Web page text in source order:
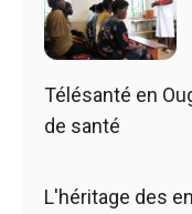
Télésanté en
de santé
L'héritage des